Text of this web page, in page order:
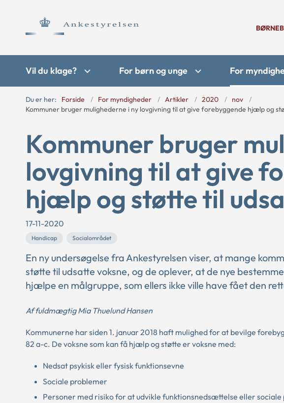
Vil du klage? For børn og unge For
Du er her: Forside For myndigheder Artikler 2020
nov
Kommuner bruger mulighederne i ny lovgivning til at give forebyggende hjælp og
Kommuner bruger
lovgivning til at give
hjælp og støtte til
17-11-2020
Handicap Socialområdet
En ny undersøgelse fra Ankestyrelsen viser, at mange
støtte til udsatte voksne, og de oplever, at de nye
hjælpe en målgruppe, som ellers ikke ville have fået den
Af fuldmægtig Mia Thuelund Hansen
Kommunerne har siden 1. januar 2018 haft mulighed for at bevilge
82 a-c. De voksne som kan få hjælp og støtte er voksne med:
Nedsat psykisk eller fysisk funktionsevne
Sociale problemer
Personer med risiko for at udvikle funktionsnedsættelse eller sociale